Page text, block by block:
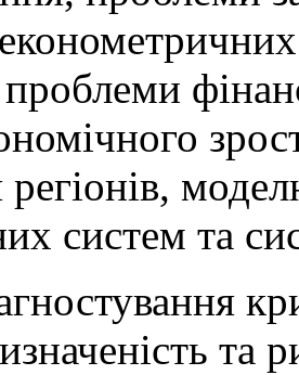
регіонів,
систем та
та